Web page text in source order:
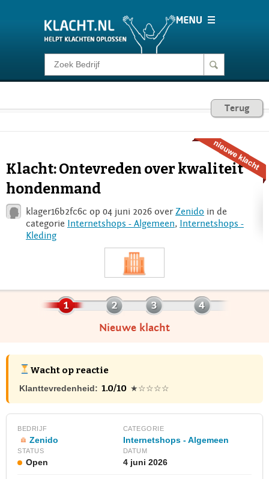
Klacht melden
Consumentenrecht
Voor Bedrijven
Login
Terug
Klacht: Ontevreden over kwaliteit
hondenmand
klager16b2fc6c op 04 juni 2026 over Zenido in de
categorie Internetshops - Algemeen, Internetshops -
Kleding
Nieuwe klacht
Wacht op reactie
Klanttevredenheid: 1.0/10 ★☆☆☆☆
BEDRIJF
Zenido
CATEGORIE
Internetshops - Algemeen
STATUS
Open
DATUM
4 juni 2026